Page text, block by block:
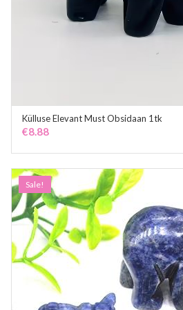
ADD TO CART
Külluse Elevant Must Obsidaan 1tk
€8.88
Sale!